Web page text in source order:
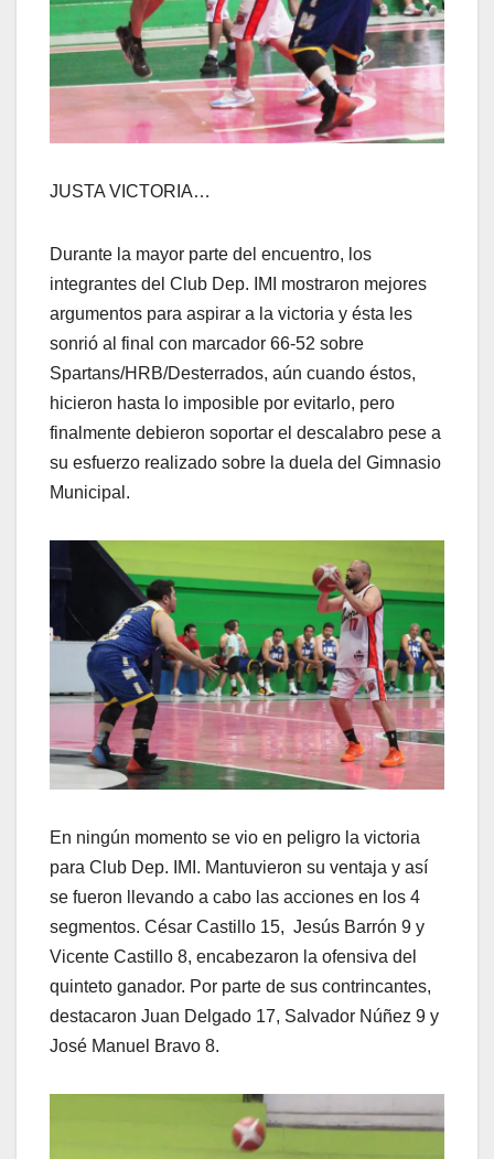
JUSTA VICTORIA…
Durante la mayor parte del encuentro, los
integrantes del Club Dep. IMI mostraron mejores
argumentos para aspirar a la victoria y ésta les
sonrió al final con marcador 66-52 sobre
Spartans/HRB/Desterrados, aún cuando éstos,
hicieron hasta lo imposible por evitarlo, pero
finalmente debieron soportar el descalabro pese a
su esfuerzo realizado sobre la duela del Gimnasio
Municipal.
En ningún momento se vio en peligro la victoria
para Club Dep. IMI. Mantuvieron su ventaja y así
se fueron llevando a cabo las acciones en los 4
segmentos. César Castillo 15, Jesús Barrón 9 y
Vicente Castillo 8, encabezaron la ofensiva del
quinteto ganador. Por parte de sus contrincantes,
destacaron Juan Delgado 17, Salvador Núñez 9 y
José Manuel Bravo 8.